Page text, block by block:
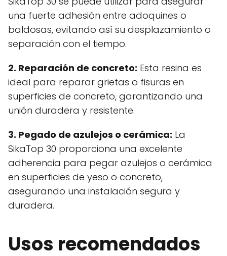
una fuerte adhesión entre adoquines o
baldosas, evitando así su desplazamiento o
separación con el tiempo.
2. Reparación de concreto: Esta resina es
ideal para reparar grietas o fisuras en
superficies de concreto, garantizando una
unión duradera y resistente.
3. Pegado de azulejos o cerámica: La
SikaTop 30 proporciona una excelente
adherencia para pegar azulejos o cerámica
en superficies de yeso o concreto,
asegurando una instalación segura y
duradera.
Usos recomendados